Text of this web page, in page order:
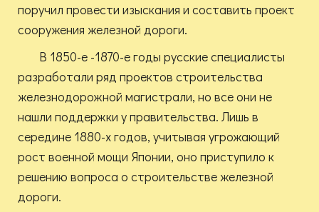
поручил провести изыскания и составить проект
сооружения железной дороги.
В 1850-е -1870-е годы русские специалисты
разработали ряд проектов строительства
железнодорожной магистрали, но все они не
нашли поддержки у правительства. Лишь в
середине 1880-х годов, учитывая угрожающий
рост военной мощи Японии, оно приступило к
решению вопроса о строительстве железной
дороги.